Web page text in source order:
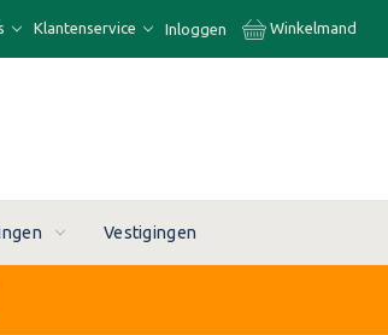
Klantenservice Inloggen Winkelmand
Vestigingen